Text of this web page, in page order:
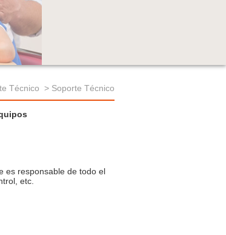
Técnico > Soporte Técnico
es responsable de todo el
etc.